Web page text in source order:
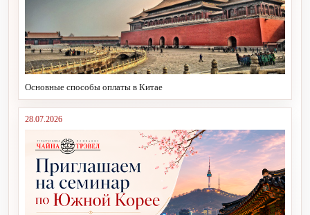
Основные способы оплаты в Китае
28.07.2026